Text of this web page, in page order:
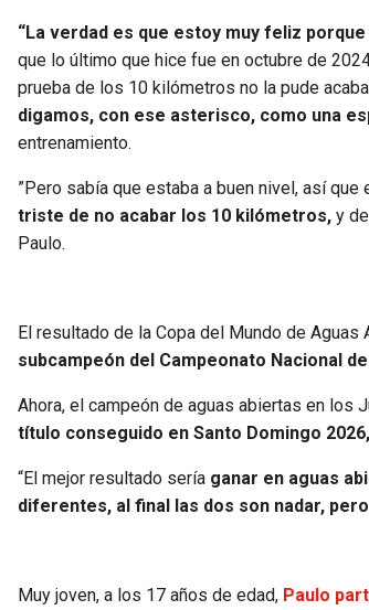
“La verdad es que estoy muy feliz
que lo último que hice fue en octubre de
prueba de los 10 kilómetros no la pude
digamos, con ese asterisco, como una
entrenamiento.
”Pero sabía que estaba a buen nivel, así
triste de no acabar los 10 kilómetros, y
Paulo.
El resultado de la Copa del Mundo de Aguas
subcampeón del Campeonato Nacional
Ahora, el campeón de aguas abiertas en los
título conseguido en Santo Domingo
“El mejor resultado sería ganar en aguas
diferentes, al final las dos son nadar,
Muy joven, a los 17 años de edad, Paulo